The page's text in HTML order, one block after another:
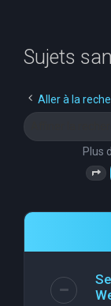
Sujets
Aller à la
Plus